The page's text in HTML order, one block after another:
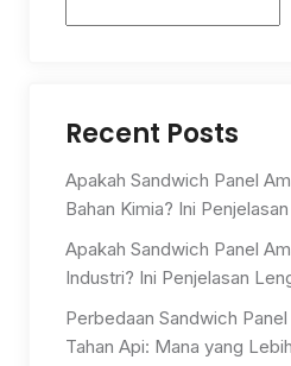
Recent Posts
Apakah Sandwich Panel
Bahan Kimia? Ini
Apakah Sandwich Panel
Industri? Ini Penjelasan
Perbedaan Sandwich
Tahan Api: Mana yang